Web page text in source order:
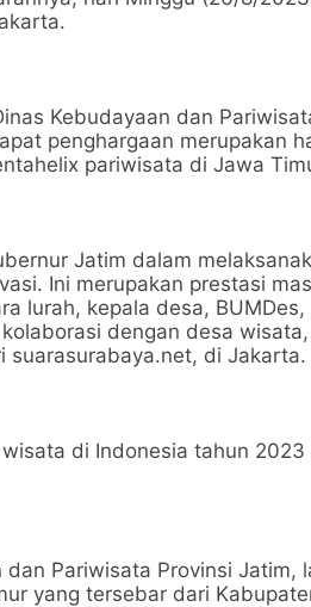
Kebudayaan dan
penghargaan merupakan
pariwisata di Jawa
Jatim dalam
Ini merupakan prestasi
lurah, kepala desa,
dengan desa
suarasurabaya.net, di Jakarta.
di Indonesia tahun
dan Pariwisata Provinsi
yang tersebar dari